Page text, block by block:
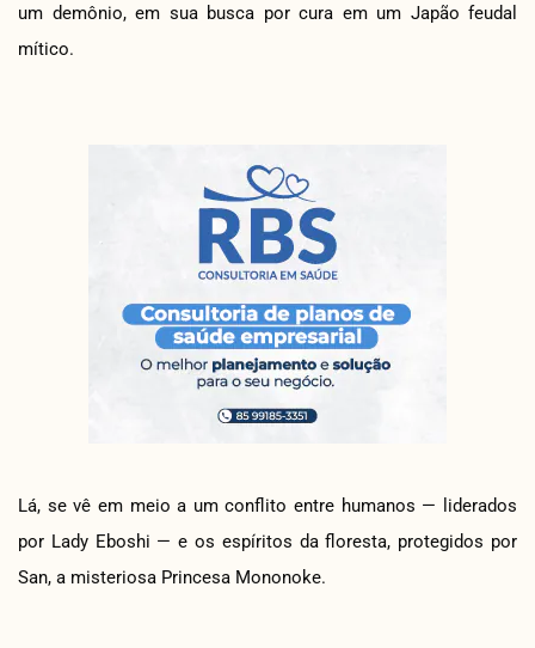
um demônio, em sua busca por cura em um Japão feudal
mítico.
Lá, se vê em meio a um conflito entre humanos — liderados
por Lady Eboshi — e os espíritos da floresta, protegidos por
San, a misteriosa Princesa Mononoke.